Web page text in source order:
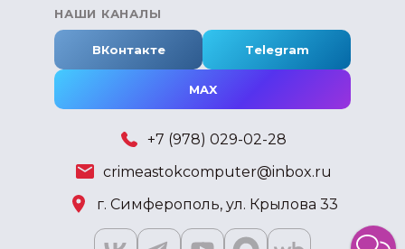
НАШИ КАНАЛЫ
ВКонтакте Telegram
MAX
+7 (978) 029-02-28
crimeastokcomputer@inbox.ru
г. Симферополь, ул. Крылова 33